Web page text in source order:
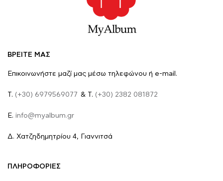
ΒΡΕΙΤΕ ΜΑΣ
Επικοινωνήστε μαζί μας μέσω τηλεφώνου ή e-mail.
Τ. (+30) 6979569077 & Τ. (+30) 2382 081872
E. info@myalbum.gr
Δ. Χατζηδημητρίου 4, Γιαννιτσά
ΠΛΗΡΟΦΟΡΙΕΣ